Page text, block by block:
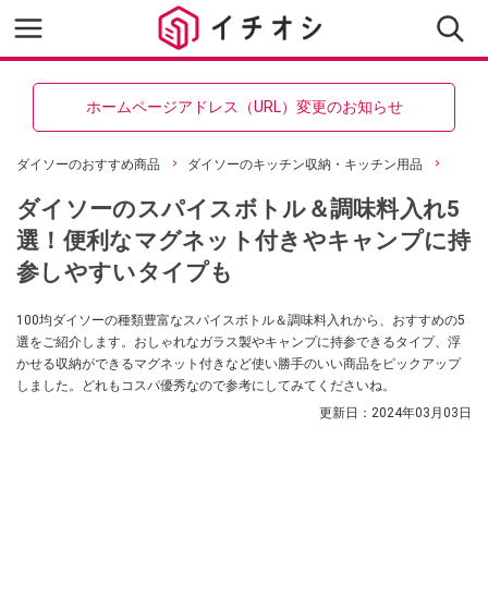
ホームページアドレス（URL）変更のお知らせ
ダイソーのおすすめ商品 ダイソーのキッチン収納・キッチン用品
ダイソーのスパイスボトル＆調味料入れ5
選！便利なマグネット付きやキャンプに持
参しやすいタイプも
100均ダイソーの種類豊富なスパイスボトル＆調味料入れから、おすすめの5
選をご紹介します。おしゃれなガラス製やキャンプに持参できるタイプ、浮
かせる収納ができるマグネット付きなど使い勝手のいい商品をピックアップ
しました。どれもコスパ優秀なので参考にしてみてくださいね。
更新日： 2024年03月03日